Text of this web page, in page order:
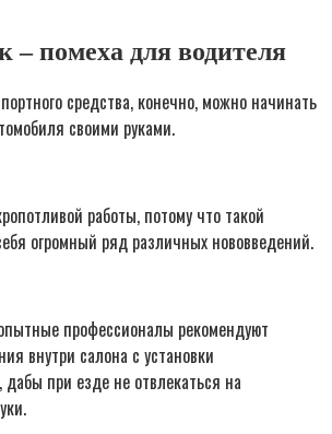
помеха для водителя
средства, конечно, можно начинать
своими руками.
работы, потому что такой
огромный ряд различных нововведений.
профессионалы рекомендуют
внутри салона с установки
при езде не отвлекаться на